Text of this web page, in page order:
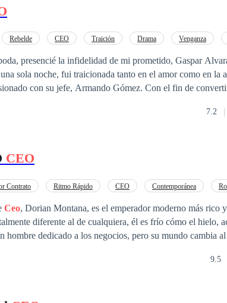
Rebelde CEO Traición Drama Venganza
presencié la infidelidad de mi prometido, Gaspar
sola noche, fui traicionada tanto en el amor como en la
con su jefe, Armando Gómez. Con el fin de
ahora soy la esposa de un magnate, la realidad no es7.2
CEO
Contrato Ritmo Rápido CEO Contemporánea
Ceo, Dorian Montana, es el emperador moderno más rico
diferente al de cualquiera, él es frío cómo el hielo,
hombre dedicado a los negocios, pero su mundo cambia
su identidad, eso enfurece al posesivo
, la mujer lo a
9.5